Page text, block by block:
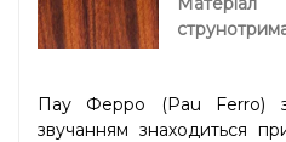
Пау Ферро (Pau Ferro)
звучанням знаходиться